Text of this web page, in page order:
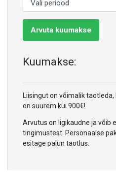
Arvuta kuumakse
Kuumakse:
Liisingut on võimalik
on suurem kui 900€!
Arvutus on ligikaudne ja võib
tingimustest. Personaalse
esitage palun taotlus.